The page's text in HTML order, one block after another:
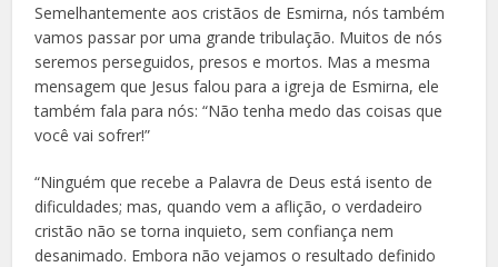
Semelhantemente aos cristãos de Esmirna, nós também
vamos passar por uma grande tribulação. Muitos de nós
seremos perseguidos, presos e mortos. Mas a mesma
mensagem que Jesus falou para a igreja de Esmirna, ele
também fala para nós: “Não tenha medo das coisas que
você vai sofrer!”
“Ninguém que recebe a Palavra de Deus está isento de
dificuldades; mas, quando vem a aflição, o verdadeiro
cristão não se torna inquieto, sem confiança nem
desanimado. Embora não vejamos o resultado definido